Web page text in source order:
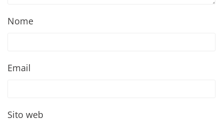
Nome
Email
Sito web